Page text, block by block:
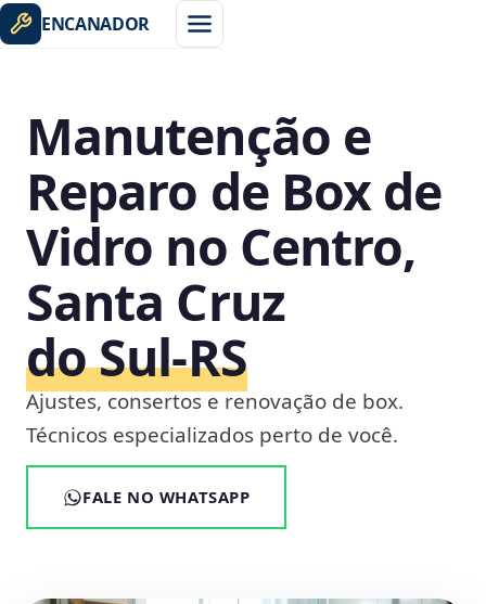
ENCANADOR
Manutenção e
Reparo de Box de
Vidro no Centro,
Santa Cruz
do Sul‑RS
Ajustes, consertos e renovação de box.
Técnicos especializados perto de você.
FALE NO WHATSAPP